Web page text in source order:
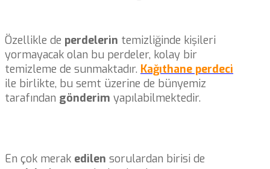
Özellikle de perdelerin temizliğinde kişileri
yormayacak olan bu perdeler, kolay bir
temizleme de sunmaktadır. Kağıthane perdeci
ile birlikte, bu semt üzerine de bünyemiz
tarafından gönderim yapılabilmektedir.
En çok merak edilen sorulardan birisi de